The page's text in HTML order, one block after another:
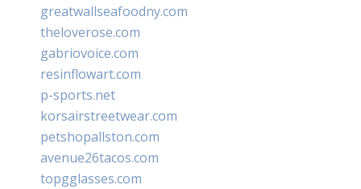
greatwallseafoodny.com
theloverose.com
gabriovoice.com
resinflowart.com
p-sports.net
korsairstreetwear.com
petshopallston.com
avenue26tacos.com
topgglasses.com